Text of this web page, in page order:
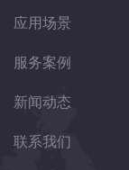
应用场景
服务案例
新闻动态
联系我们